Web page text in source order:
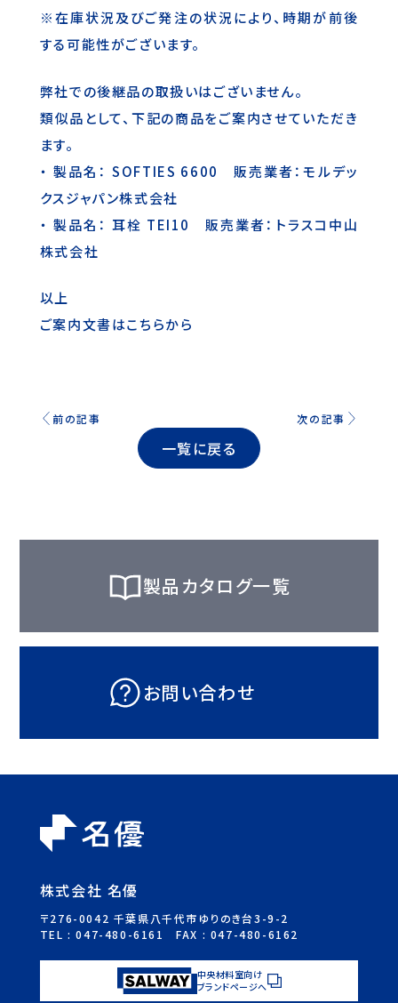
※在庫状況及びご発注の状況により、時期が前後
する可能性がございます。
弊社での後継品の取扱いはございません。
類似品として、下記の商品をご案内させていただき
ます。
・ 製品名： SOFTIES 6600 販売業者：モルデッ
クスジャパン株式会社
・ 製品名： 耳栓 TEI10 販売業者：トラスコ中山
株式会社
以上
ご案内文書はこちらから
前の記事
一覧に戻る
次の記事
製品カタログ一覧
お問い合わせ
株式会社 名優
〒276-0042 千葉県八千代市ゆりのき台3-9-2
TEL :047-480-6161 FAX : 047-480-6162
中央材料室向け
ブランドページへ